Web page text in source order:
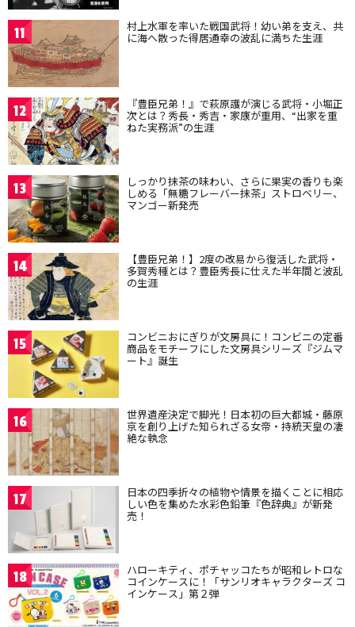
11 村上水軍を率いた戦国武将！幼い弟を支え、共
に海へ散った得居通幸の波乱に満ちた生涯
12 『豊臣兄弟！』で萩原護が演じる武将・小堀正
次とは？秀長・秀吉・家康が重用、“出家を重
ねた実務派”の生涯
13 しっかり抹茶の味わい、さらに果実の香りも楽
しめる「無糖フレーバー抹茶」ストロベリー、
マンゴー新発売
14 【豊臣兄弟！】2度の改易から復活した武将・
多賀秀種とは？豊臣秀長に仕えた半年間と波乱
の生涯
15 コンビニおにぎりが文房具に！コンビニの定番
商品をモチーフにした文房具シリーズ『ジムマ
ート』誕生
16 世界遺産決定で脚光！日本初の巨大都城・藤原
京を創り上げた知られざる女帝・持統天皇の凄
絶な執念
17 日本の四季折々の植物や情景を描くことに相応
しい色を集めた水彩色鉛筆『色辞典』が新発
売！
18 ハローキティ、ポチャッコたちが昭和レトロな
コインケースに！「サンリオキャラクターズ コ
インケース」第２弾